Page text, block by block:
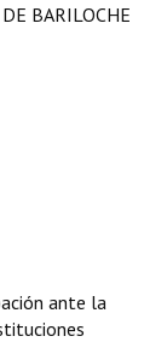
BARILOCHE
ante la